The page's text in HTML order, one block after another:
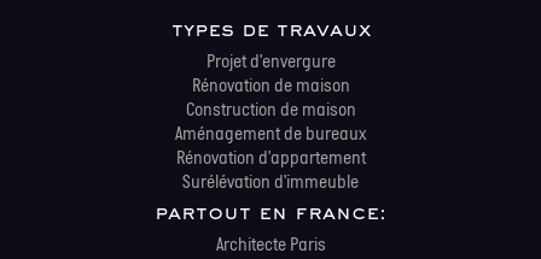
types de travaux
Projet d'envergure
Rénovation de maison
Construction de maison
Aménagement de bureaux
Rénovation d'appartement
Surélévation d'immeuble
partout en france:
Architecte Paris